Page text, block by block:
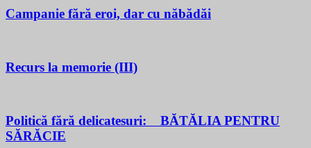
Campanie fără eroi, dar cu năbădăi
Recurs la memorie (III)
Politică fără delicatesuri: BĂTĂLIA PENTRU
SĂRĂCIE